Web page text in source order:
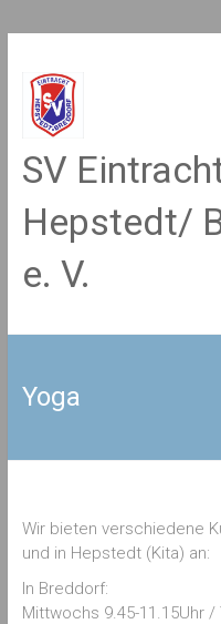
springen
SV
Hepstedt/
e. V.
Yoga
Wir bieten verschiedene
und in Hepstedt (Kita) an:
In Breddorf:
Mittwochs 9.45-11.15Uhr